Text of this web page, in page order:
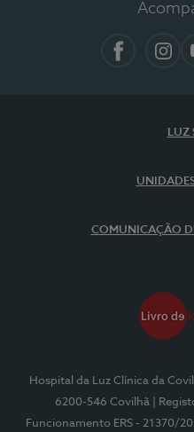
LUZ
COMUNICAÇÃO
Hospital da Luz Clínica da
6200-546 Covilhã
|
Funcionamento ERS - 21370/